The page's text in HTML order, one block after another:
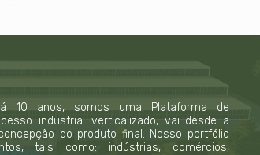
10 anos, somos uma Plataforma de
industrial verticalizado, vai desde a
do produto final. Nosso portfólio
tais como: indústrias, comércios,